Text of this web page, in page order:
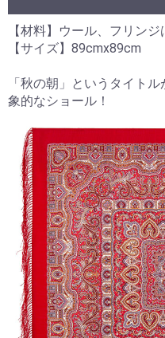
【材料】ウール、フリンジ
【サイズ】89cmx89cm
「秋の朝」というタイト
象的なショール！